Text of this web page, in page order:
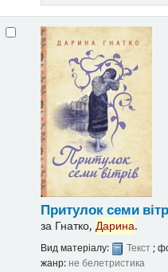
Притулок семи
за Гнатко, Дарина.
Вид матеріалу: Текст;
жанр: не белетристика